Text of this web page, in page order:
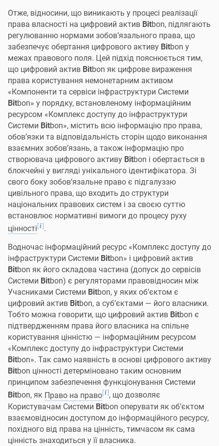
Отже, відносини, що виникають у процесі реалізації
права власності на цифровий актив Bitbon, підлягають
регулюванню нормами зобов’язального права, що
забезпечує обертання цифрового активу Bitbon у
межах правового поля. Цей підхід пояснюється тим,
що цифровий актив Bitbon як цифрове вираження
права користування немонетарним активом
«Компоненти та сервіси інфраструктури Системи
Bitbon» у порядку, встановленому інформаційним
ресурсом «Комплекс доступу до інфраструктури
Системи Bitbon», містить всю інформацію про права,
обов’язки та відповідальність сторін щодо виконання
взаємних зобов’язань, а також інформацію про
створювача цифрового активу Bitbon і обертається в
блокчейні у вигляді унікального ідентифікатора. Зі
свого боку зобов’язальне право є підгалуззю
цивільного права, що входить до структури
національних правових систем і за своєю суттю
встановлює нормативні вимоги до процесу руху
цінності[i].
Водночас інформаційний ресурс «Комплекс доступу до
інфраструктури Системи Bitbon» і цифровий актив
Bitbon як його складова частина (допуск до сервісів
Системи Bitbon) є регуляторами правовідносин між
Учасниками Системи Bitbon, у яких об’єктом є
цифровий актив Bitbon, а суб’єктами — його власники.
Тобто можна говорити, що цифровий актив Bitbon є
підтвердженням права його власника на спільне
користування цінністю — інформаційним ресурсом
«Комплекс доступу до інфраструктури Системи
Bitbon». Так само наявність в основі цифрового активу
Bitbon цінності детерміновано таким основним
принципом забезпечення функціонування Системи
Bitbon, як Право на право[i], що дозволяє
Користувачам Системи Bitbon оперувати як об’єктом
взаємовідносин доступом до інформаційного ресурсу,
похідного від права на цінність, тимчасом як сама
цінність знаходиться у її власника.